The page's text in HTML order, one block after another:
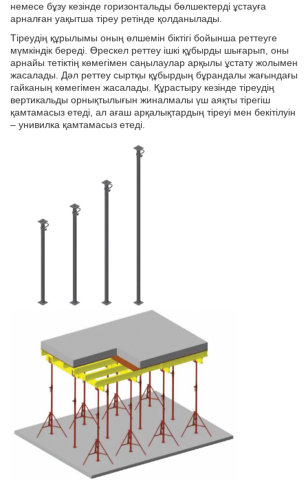
немесе бұзу кезінде горизонтальды бөлшектерді ұстауға
арналған уақытша тіреу ретінде қолданылады.
Тіреудің құрылымы оның өлшемін біктігі бойынша реттеуге
мүмкіндік береді. Өрескел реттеу ішкі құбырды шығарып, оны
арнайы тетіктің көмегімен саңылаулар арқылы ұстату жолымен
жасалады. Дәл реттеу сыртқы құбырдың бұрандалы жағындағы
гайканың көмегімен жасалады. Құрастыру кезінде тіреудің
вертикальды орнықтылығын жиналмалы үш аяқты тірегіш
қамтамасыз етеді, ал ағаш арқалықтардың тіреуі мен бекітілуін
– унивилка қамтамасыз етеді.